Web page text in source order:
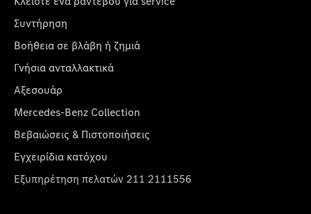
Συντήρηση
Βοήθεια σε βλάβη ή ζημιά
Γνήσια ανταλλακτικά
Αξεσουάρ
Mercedes-Benz Collection
Βεβαιώσεις & Πιστοποιήσεις
Εγχειρίδια κατόχου
Εξυπηρέτηση πελατών 211 2111556